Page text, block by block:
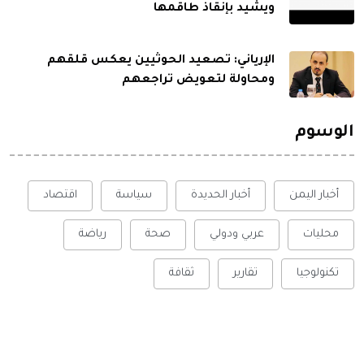
ويشيد بإنقاذ طاقمها
الإرياني: تصعيد الحوثيين يعكس قلقهم
ومحاولة لتعويض تراجعهم
الوسوم
أخبار اليمن أخبار الحديدة سياسة اقتصاد
محليات عربي ودولي صحة رياضة
تكنولوجيا تقارير ثقافة